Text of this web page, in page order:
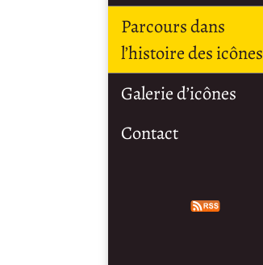
Parcours dans
l’histoire des icônes
Galerie d’icônes
Contact